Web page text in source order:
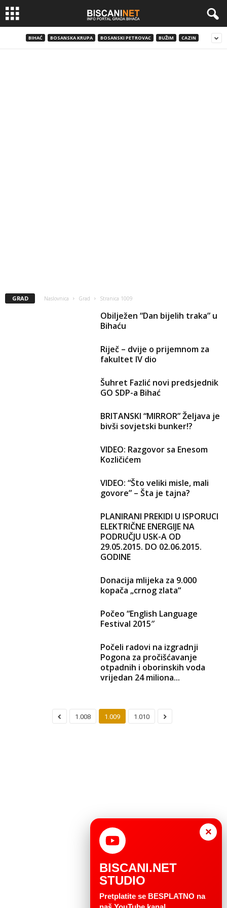
BIHAĆ BOSANSKA KRUPA BOSANSKI PETROVAC BUŽIM CAZIN
GRAD Naslovnica Grad Stranica 1009
Obilježen “Dan bijelih traka” u
Bihaću
Riječ – dvije o prijemnom za
fakultet IV dio
Šuhret Fazlić novi predsjednik
GO SDP-a Bihać
BRITANSKI “MIRROR” Željava je
bivši sovjetski bunker!?
VIDEO: Razgovor sa Enesom
Kozličićem
VIDEO: “Što veliki misle, mali
govore” – Šta je tajna?
PLANIRANI PREKIDI U ISPORUCI
ELEKTRIČNE ENERGIJE NA
PODRUČJU USK-A OD
29.05.2015. DO 02.06.2015.
GODINE
Donacija mlijeka za 9.000
kopača „crnog zlata“
Počeo “English Language
Festival 2015″
Počeli radovi na izgradnji
Pogona za pročišćavanje
otpadnih i oborinskih voda
vrijedan 24 miliona...
1.008 1.009 1.010
×
BISCANI.NET
STUDIO
Pretplatite se BESPLATNO na